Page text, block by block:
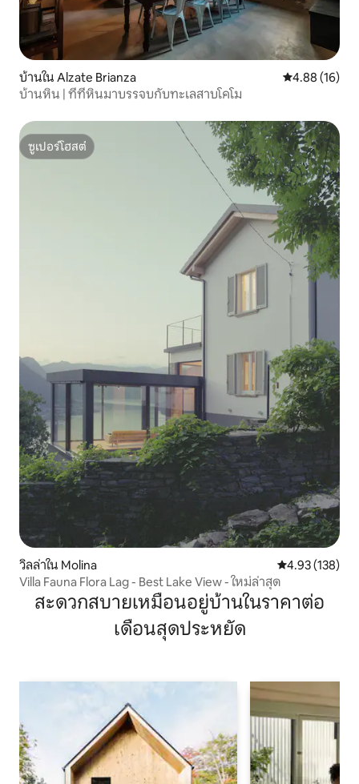
บ้านใน Alzate Brianza คะแนนเฉลี่ย
4.88 (16)
บ้านหิน | ที่ที่หินมาบรรจบกับทะเลสาบโคโม
ซูเปอร์โฮสต์
ซูเปอร์โฮสต์
วิลล่าใน Molina คะแนนเฉลี่ย
4.93 (138)
Villa Fauna Flora Lag - Best Lake View - ใหม่ล่าสุด
สะดวกสบายเหมือนอยู่บ้านในราคาต่อ
เดือนสุดประหยัด